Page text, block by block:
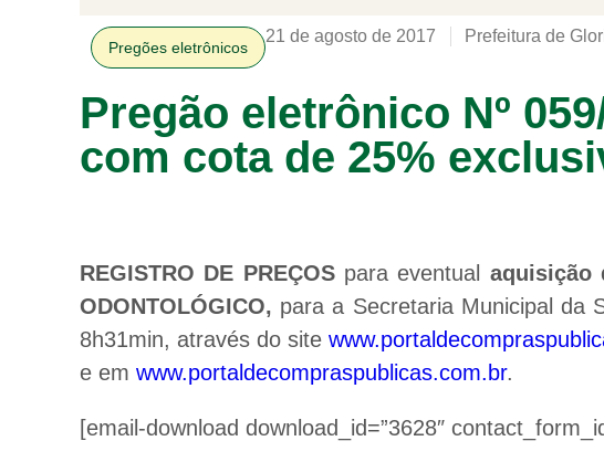
Pregões eletrônicos
21 de agosto de 2017 Prefeitura de
Pregão eletrônico Nº
com cota de 25%
REGISTRO DE PREÇOSpara eventual aquisição
ODONTOLÓGICO, para a Secretaria Municipal da
8h31min, através do site
e em www.portaldecompraspublicas.com.br.
[email-download download_id=”3628″